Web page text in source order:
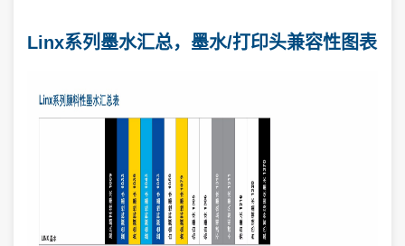
Linx系列墨水汇总，墨水/打印头兼容性图表